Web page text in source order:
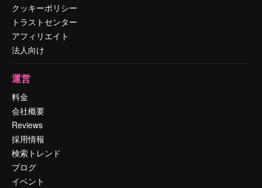
クッキーポリシー
トラストセンター
アフィリエイト
法人向け
運営
料金
会社概要
Reviews
採用情報
検索トレンド
ブログ
イベント